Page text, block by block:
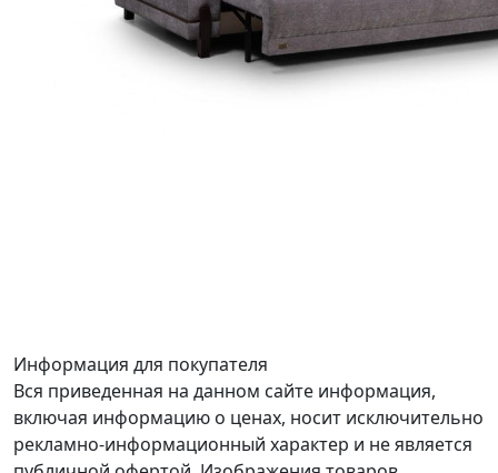
Информация для покупателя
Вся приведенная на данном сайте информация,
включая информацию о ценах, носит исключительно
рекламно-информационный характер и не является